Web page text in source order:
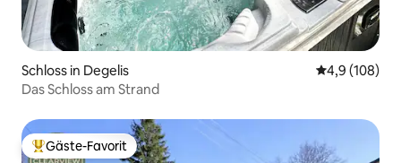
Schloss in Degelis
4,9 (108)
Das Schloss am Strand
Beliebter Gäste-Favorit.
Gäste-Favorit